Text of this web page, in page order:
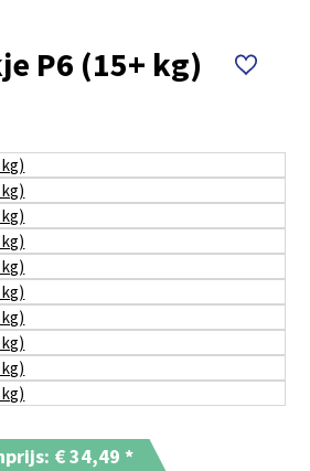
P6 (15+ kg)
€34,49 *